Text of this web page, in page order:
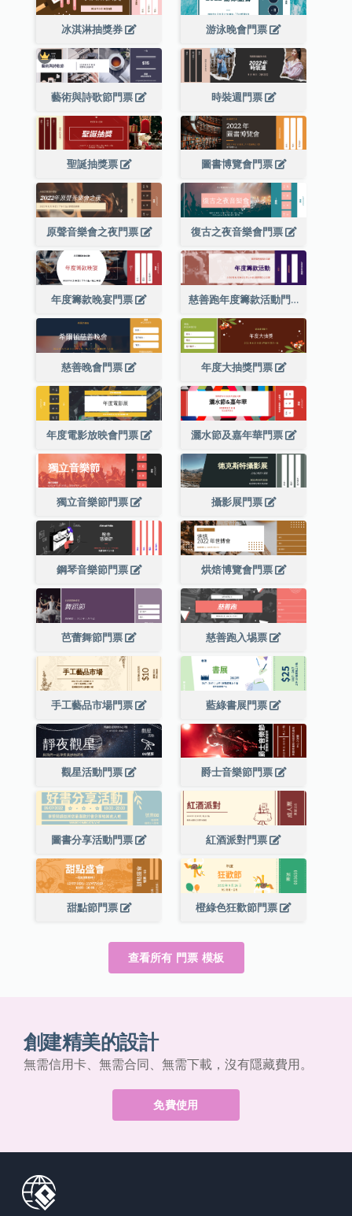
冰淇淋抽獎券 游泳晚會門票
藝術與詩歌節門票 時裝週門票
聖誕抽獎票 圖書博覽會門票
原聲音樂會之夜門票 復古之夜音樂會門票
年度籌款晚宴門票 慈善跑年度籌款活動門票
慈善晚會門票 年度大抽獎門票
年度電影放映會門票 灑水節及嘉年華門票
獨立音樂節門票 攝影展門票
鋼琴音樂節門票 烘焙博覽會門票
芭蕾舞節門票 慈善跑入埸票
手工藝品市場門票 藍綠書展門票
觀星活動門票 爵士音樂節門票
圖書分享活動門票 紅酒派對門票
甜點節門票 橙綠色狂歡節門票
查看所有 門票 模板
創建精美的設計
無需信用卡、無需合同、無需下載，沒有隱藏費用。
免費使用